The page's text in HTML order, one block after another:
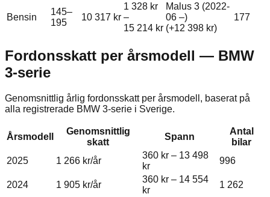
Bensin
145–
195
10 317 kr
1 328 kr
–
15 214 kr
Malus 3 (2022-
06 –)
(+12 398 kr)
177
Fordonsskatt per årsmodell — BMW
3-serie
Genomsnittlig årlig fordonsskatt per årsmodell, baserat på
alla registrerade BMW 3-serie i Sverige.
Årsmodell
Genomsnittlig
skatt
Spann
Antal
bilar
2025
1 266 kr/år
360 kr – 13 498
kr
996
2024 1 905 kr/år
360 kr – 14 554
kr
1 262